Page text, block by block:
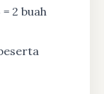
2 buah